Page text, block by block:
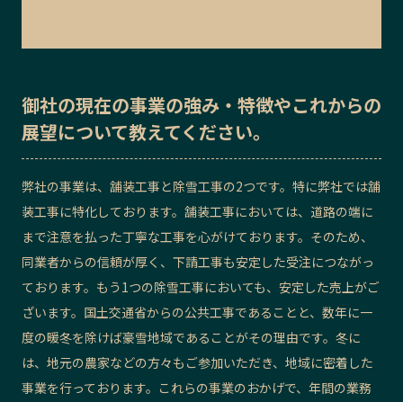
御社の現在の事業の強み・特徴やこれからの
展望について教えてください。
弊社の事業は、舗装工事と除雪工事の2つです。特に弊社では舗
装工事に特化しております。舗装工事においては、道路の端に
まで注意を払った丁寧な工事を心がけております。そのため、
同業者からの信頼が厚く、下請工事も安定した受注につながっ
ております。もう1つの除雪工事においても、安定した売上がご
ざいます。国土交通省からの公共工事であることと、数年に一
度の暖冬を除けば豪雪地域であることがその理由です。冬に
は、地元の農家などの方々もご参加いただき、地域に密着した
事業を行っております。これらの事業のおかげで、年間の業務